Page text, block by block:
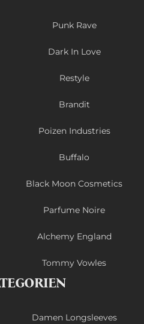
Punk Rave
Dark In Love
Restyle
Brandit
Poizen Industries
Buffalo
Black Moon Cosmetics
Parfume Noire
Alchemy England
Tommy Vowles
Damen Longsleeves